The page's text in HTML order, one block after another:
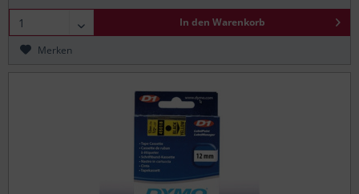
In den Warenkorb
Merken